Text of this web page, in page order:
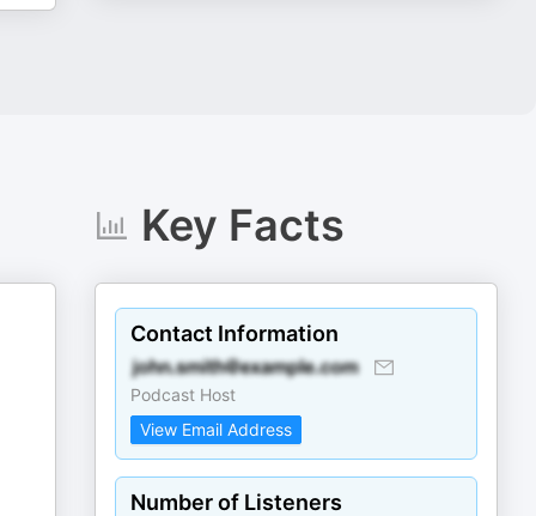
Key Facts
Contact Information
Podcast Host
View Email Address
Number of Listeners